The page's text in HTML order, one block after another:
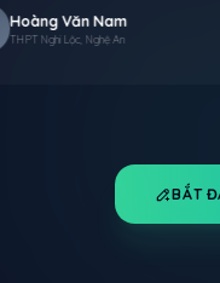
HN Hoàng Văn Nam
THPT Nghi Lộc, Nghệ An
BẮT